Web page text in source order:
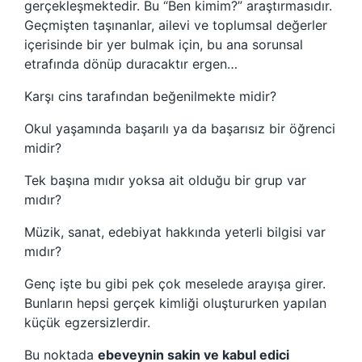
gerçekleşmektedir. Bu “Ben kimim?” araştırmasıdır.
Geçmişten taşınanlar, ailevi ve toplumsal değerler
içerisinde bir yer bulmak için, bu ana sorunsal
etrafında dönüp duracaktır ergen…
Karşı cins tarafından beğenilmekte midir?
Okul yaşamında başarılı ya da başarısız bir öğrenci
midir?
Tek başına mıdır yoksa ait olduğu bir grup var
mıdır?
Müzik, sanat, edebiyat hakkında yeterli bilgisi var
mıdır?
Genç işte bu gibi pek çok meselede arayışa girer.
Bunların hepsi gerçek kimliği oluştururken yapılan
küçük egzersizlerdir.
Bu noktada ebeveynin sakin ve kabul edici